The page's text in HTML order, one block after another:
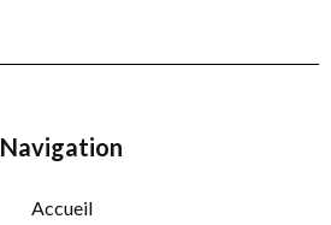
Navigation
Accueil